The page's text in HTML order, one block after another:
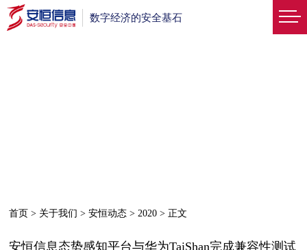
数字经济的安全基石
首页 > 关于我们 >安恒动态 >2020 > 正文
安恒信息态势感知平台与华为TaiShan完成兼容性测试